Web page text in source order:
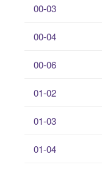
00-03
00-04
00-06
01-02
01-03
01-04